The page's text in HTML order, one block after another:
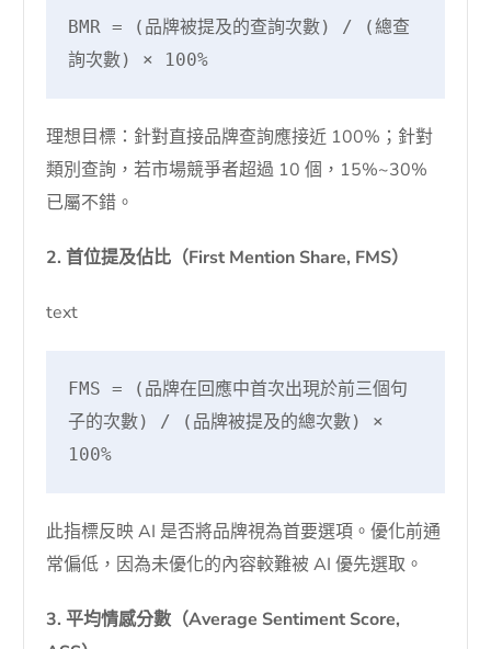
BMR = (品牌被提及的查詢次數) / (總查
詢次數) × 100%
理想目標：針對直接品牌查詢應接近 100%；針對
類別查詢，若市場競爭者超過 10 個，15%~30%
已屬不錯。
2. 首位提及佔比（First Mention Share, FMS）
text
FMS = (品牌在回應中首次出現於前三個句
子的次數) / (品牌被提及的總次數) ×
100%
此指標反映 AI 是否將品牌視為首要選項。優化前通
常偏低，因為未優化的內容較難被 AI 優先選取。
3. 平均情感分數（Average Sentiment Score,